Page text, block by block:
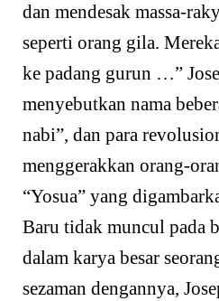
dan mendesak massa-
seperti orang gila.
ke padang gurun …”
menyebutkan nama
nabi”, dan para
menggerakkan orang-
“Yosua” yang
Baru tidak muncul pada
dalam karya besar
sezaman dengannya,